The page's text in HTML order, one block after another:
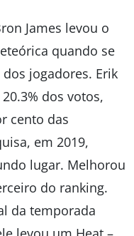
James levou o
quando se
jogadores. Erik
dos votos,
cento das
em 2019,
lugar. Melhorou
do ranking.
da temporada